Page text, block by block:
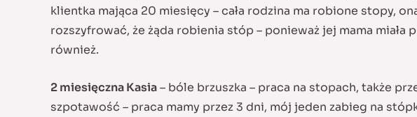
klientka mająca 20 miesięcy – cała rodzina ma robione stopy,
rozszyfrować, że żąda robienia stóp – ponieważ jej mama
również.
2 miesięczna Kasia– bóle brzuszka – praca na stopach, także
szpotawość – praca mamy przez 3 dni, mój jeden zabieg na